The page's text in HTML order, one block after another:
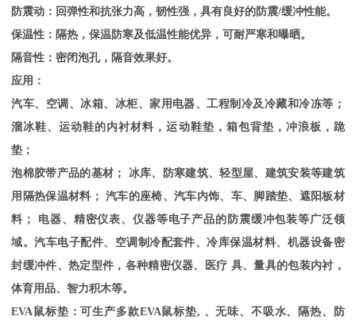
防震动：回弹性和抗张力高，韧性强，具有良好的防震/缓冲性能。
保温性：隔热，保温防寒及低温性能优异，可耐严寒和曝晒。
隔音性：密闭泡孔，隔音效果好。
应用：
汽车、空调、冰箱、冰柜、家用电器、工程制冷及冷藏和冷冻等；
溜冰鞋、运动鞋的内衬材料，运动鞋垫，箱包背垫，冲浪板，跪
垫；
泡棉胶带产品的基材；
冰库、防寒建筑、轻型屋、建筑安装等建筑
用隔热保温材料；
汽车的座椅、汽车内饰、车、脚踏垫、遮阳板材
料；
电器、精密仪表、仪器等电子产品的防震缓冲包装等广泛领
域。汽车电子配件、空调制冷配套件、冷库保温材料、机器设备密
封缓冲件、热定型件，各种精密仪器、医疗 具、量具的包装内衬，
体育用品、智力积木等。
EVA鼠标垫：可生产多款EVA鼠标垫, 、无味、不吸水、隔热、防